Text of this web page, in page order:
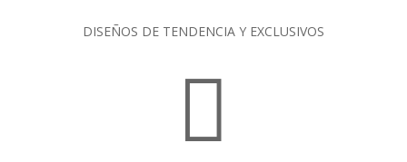
DISEÑOS DE TENDENCIA Y EXCLUSIVOS
